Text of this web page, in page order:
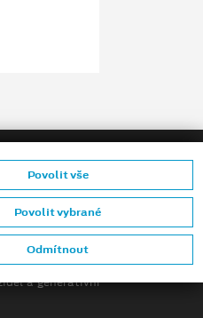
a generativní
Odmítnout
Povolit vybrané
Povolit vše